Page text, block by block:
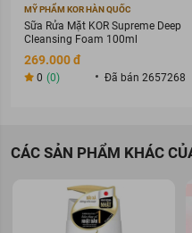
MỸ PHẨM KOR HÀN QUỐC
Sữa Rửa Mặt KOR Supreme Deep
Cleansing Foam 100ml
269.000 đ
0 (0) Đã bán 2657268
CÁC SẢN PHẨM KHÁC